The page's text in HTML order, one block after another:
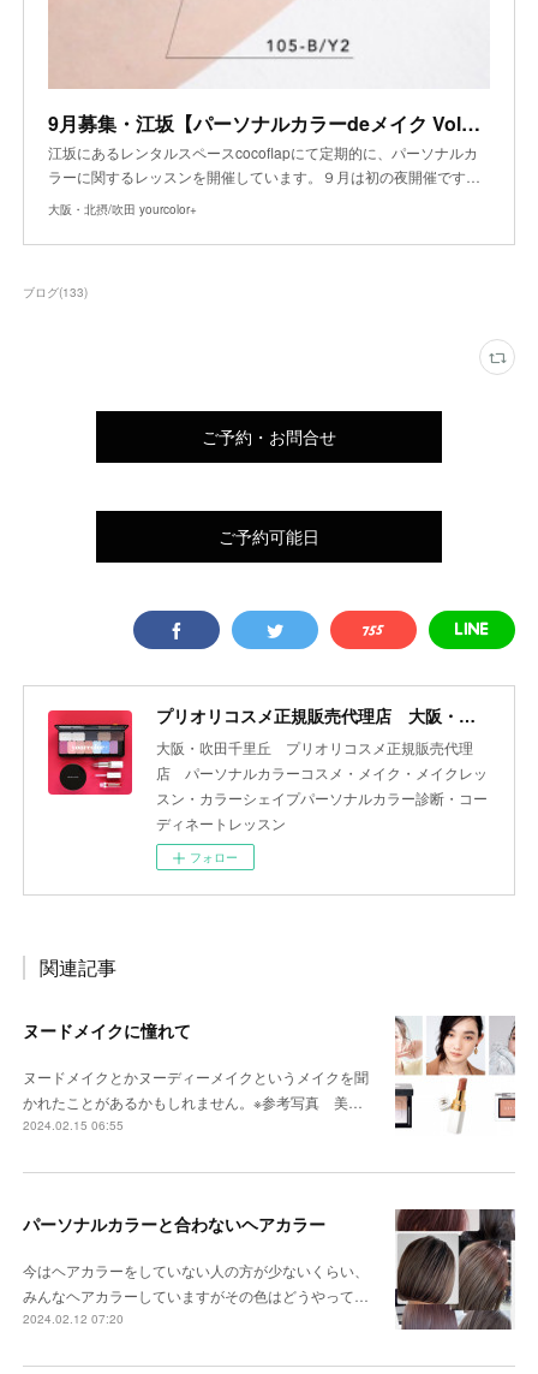
9月募集・江坂【パーソナルカラーdeメイク Vol１.２】
江坂にあるレンタルスペースcocoflapにて定期的に、パーソナルカ
ラーに関するレッスンを開催しています。９月は初の夜開催です…
大阪・北摂/吹田 yourcolor+
ブログ(133)
ご予約・お問合せ
ご予約可能日
プリオリコスメ正規販売代理店 大阪・吹田 yourcolor+
大阪・吹田千里丘 プリオリコスメ正規販売代理
店 パーソナルカラーコスメ・メイク・メイクレッ
スン・カラーシェイプパーソナルカラー診断・コー
ディネートレッスン
フォロー
関連記事
ヌードメイクに憧れて
ヌードメイクとかヌーディーメイクというメイクを聞
かれたことがあるかもしれません。※参考写真 美…
2024.02.15 06:55
パーソナルカラーと合わないヘアカラー
今はヘアカラーをしていない人の方が少ないくらい、
みんなヘアカラーしていますがその色はどうやって…
2024.02.12 07:20